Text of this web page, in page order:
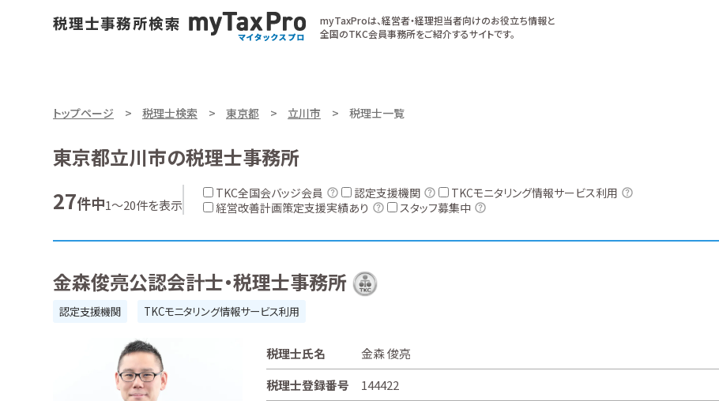
myTaxProは、経営者・経理担当者向けのお役立ち情報と
全国のTKC会員事務所をご紹介するサイトです。
トップページ 税理士検索 東京都 立川市 税理士一覧
東京都立川市の税理士事務所
27件中1～20件を表示
TKC全国会バッジ会員 認定支援機関
TKCモニタリング情報サービス利用
経営改善計画策定支援実績あり
スタッフ募集中
金森俊亮公認会計士・税理士事務所
認定支援機関 TKCモニタリング情報サービス利用
税理士氏名
金森 俊亮
税理士登録番号
144422